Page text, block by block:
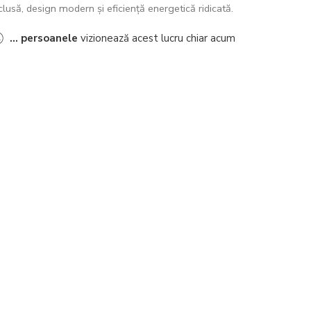
design modern și eficiență energetică ridicată.
... persoanele vizionează acest lucru chiar acum